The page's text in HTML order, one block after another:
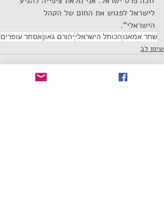
לישראל לפגוש את החום של הקהל
הישראלי".
שחר אמאנו הכותל הישראלי יהורם גאוןאסתר עופרים
שימו לב